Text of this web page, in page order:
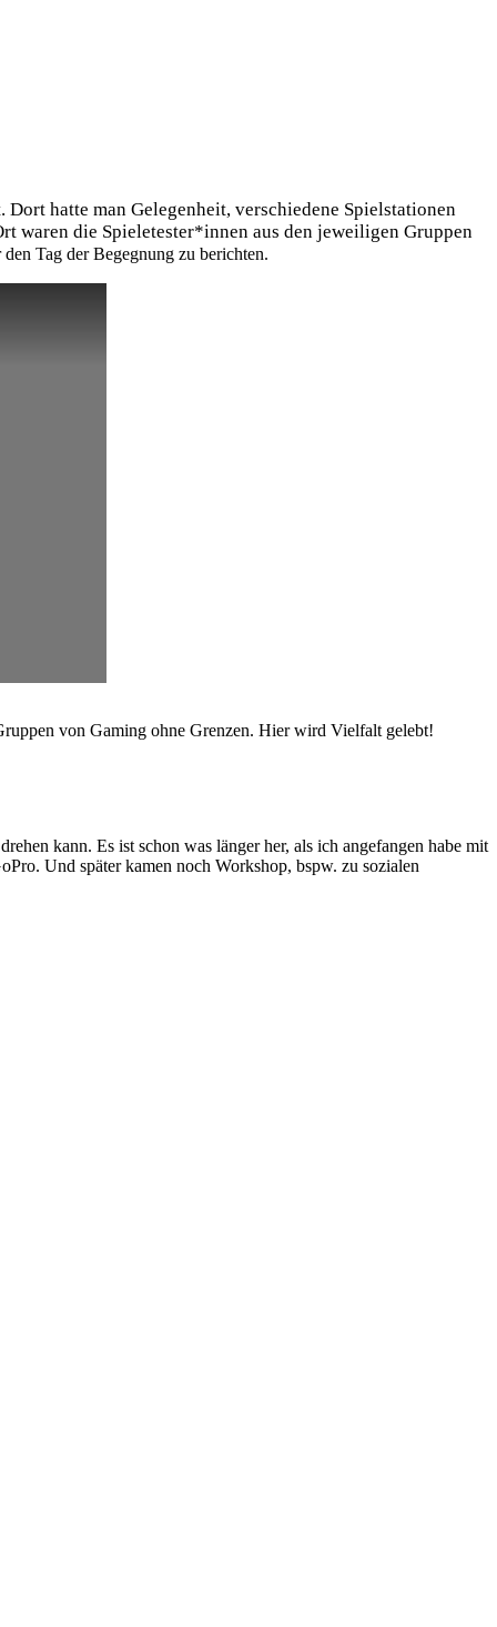
hatte man Gelegenheit, verschiedene Spielstationen
waren die Spieletester*innen aus den jeweiligen Gruppen
Tag der Begegnung zu berichten.
von Gaming ohne Grenzen. Hier wird Vielfalt gelebt!
kann. Es ist schon was länger her, als ich angefangen habe mit
Und später kamen noch Workshop, bspw. zu sozialen